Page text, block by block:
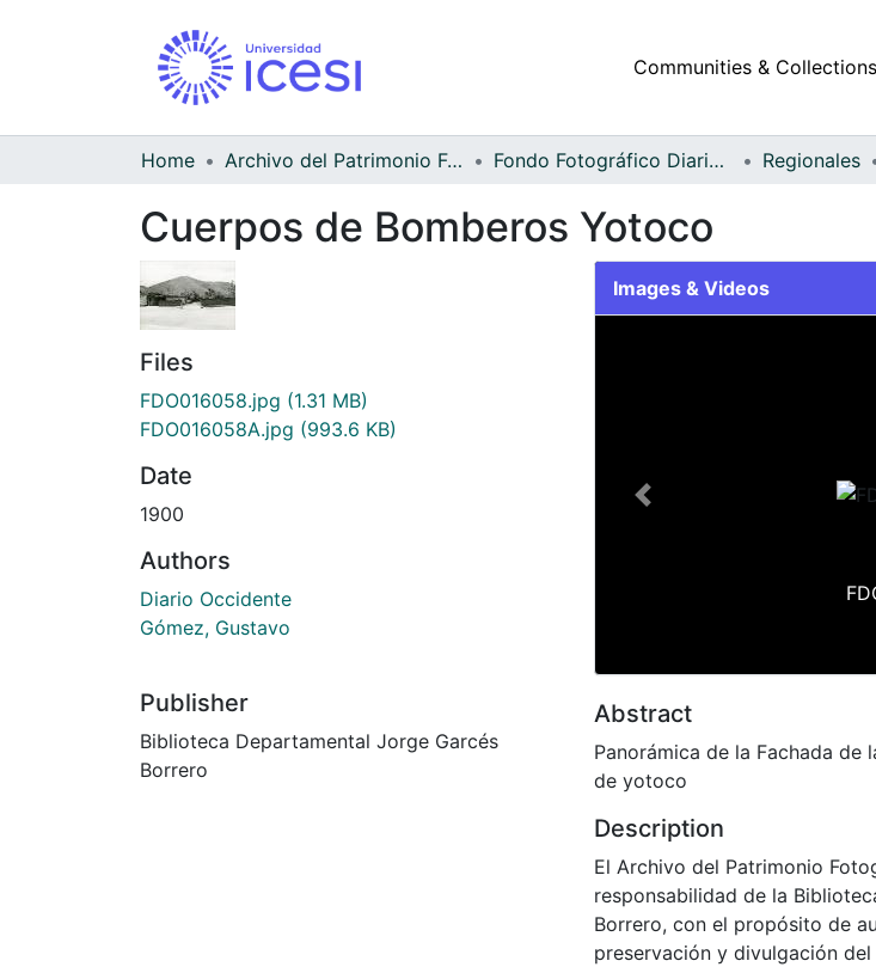
Communities & Collections
Home Archivo del Patrimonio Fotográfico y Fílmico del Valle del Cauca Fondo Fotográfico Diario Occidente Regionales
Cuerpos de Bomberos Yotoco
Files
FDO016058.jpg (1.31 MB)
FDO016058A.jpg (993.6 KB)
Date
1900
Authors
Diario Occidente
Gómez, Gustavo
Publisher
Biblioteca Departamental Jorge Garcés
Borrero
Images & Videos
Previous
Abstract
Panorámica de la Fachada
de yotoco
Description
El Archivo del Patrimonio
responsabilidad de la
Borrero, con el propósito de
preservación y divulgación